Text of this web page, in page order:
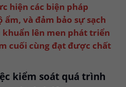
hiện các biện pháp
và đảm bảo sự sạch
khuẩn lên men phát triển
cuối cùng đạt được chất
kiểm soát quá trình